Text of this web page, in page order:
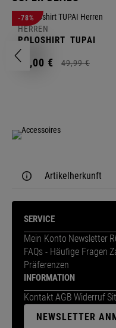
-78%
HERREN
POLOSHIRT TUPAI
11,00 € 49,99 €
Artikelherkunft
SERVICE
Mein Konto Newsletter
FAQs - Häufige Fragen
Präferenzen
INFORMATION
Kontakt AGB Widerruf
NEWSLETTER